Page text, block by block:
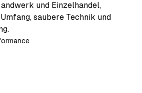
und Einzelhandel,
saubere Technik und